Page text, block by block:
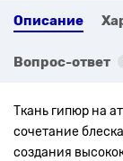
Описание
Вопрос-ответ
Ткань гипюр на
сочетание
создания